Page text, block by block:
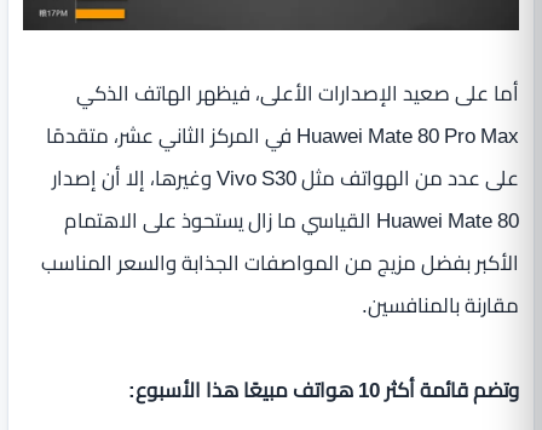
أما على صعيد الإصدارات الأعلى، فيظهر الهاتف الذكي
Huawei Mate 80 Pro Max في المركز الثاني عشر، متقدمًا
على عدد من الهواتف مثل Vivo S30 وغيرها، إلا أن إصدار
Huawei Mate 80 القياسي ما زال يستحوذ على الاهتمام
الأكبر بفضل مزيج من المواصفات الجذابة والسعر المناسب
مقارنة بالمنافسين.
وتضم قائمة أكثر 10 هواتف مبيعًا هذا الأسبوع: